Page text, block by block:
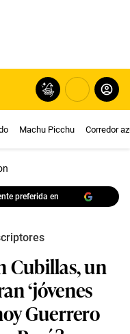
Machu Picchu Corredor
preferida en
Cubillas, un
‘jóvenes
Guerrero